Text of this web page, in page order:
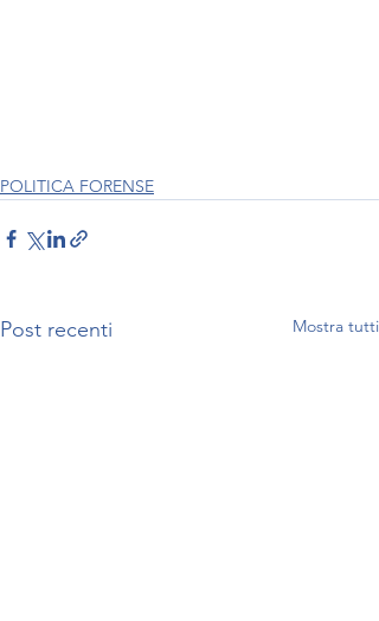
POLITICA FORENSE
Post recenti Mostra tutti